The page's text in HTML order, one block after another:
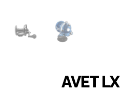
AVET